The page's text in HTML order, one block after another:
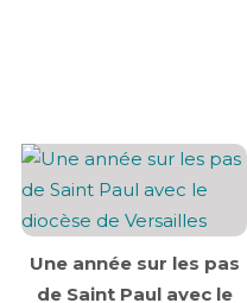
Une année sur les pas
de Saint Paul avec le